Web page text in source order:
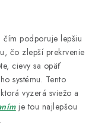
čím podporuje lepšiu
čo zlepší prekrvenie
cievy sa opäť
systému. Tento
vyzerá sviežo a
je tou najlepšou